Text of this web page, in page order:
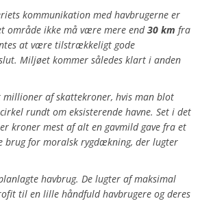
kommunikation med havbrugerne er
område ikke må være mere end30 km fra
at være tilstrækkeligt gode
Miljøet kommer således klart i anden
millioner af skattekroner, hvis man blot
rundt om eksisterende havne. Set i det
kroner mest af alt en gavmild gave fra et
brug for moralsk rygdækning, der lugter
havbrug. De lugter af maksimal
til en lille håndfuld havbrugere og deres